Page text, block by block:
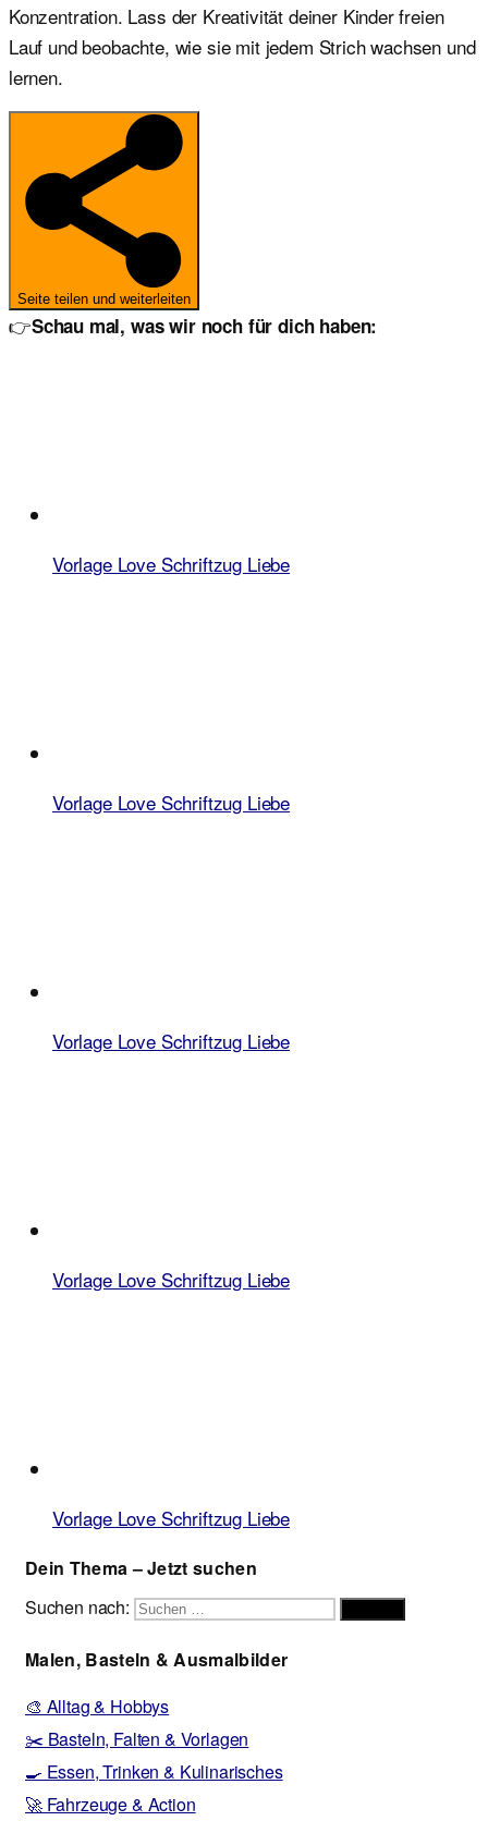
Konzentration. Lass der Kreativität deiner Kinder freien
Lauf und beobachte, wie sie mit jedem Strich wachsen und
lernen.
Seite teilen und weiterleiten
👉Schau mal, was wir noch für dich haben:
Vorlage Love Schriftzug Liebe
Vorlage Love Schriftzug Liebe
Vorlage Love Schriftzug Liebe
Vorlage Love Schriftzug Liebe
Vorlage Love Schriftzug Liebe
Dein Thema – Jetzt suchen
Suchen nach:
Malen, Basteln & Ausmalbilder
🎨 Alltag & Hobbys
✂️ Basteln, Falten & Vorlagen
🍳 Essen, Trinken & Kulinarisches
🚀 Fahrzeuge & Action